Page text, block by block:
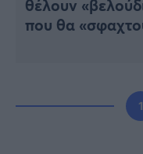
θέλουν
που θα
1